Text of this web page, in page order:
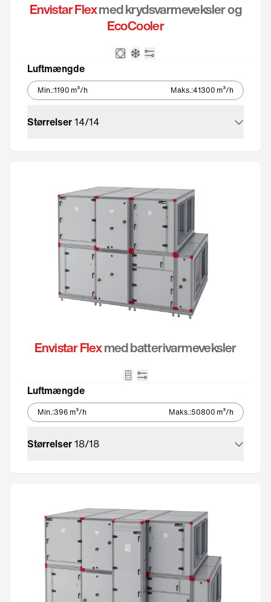
Envistar Flexmed krydsvarmeveksler og
EcoCooler
Luftmængde
Min.:1190 m³/h Maks.:41300 m³/h
Størrelser14/14
Envistar Flexmed batterivarmeveksler
Luftmængde
Min.:396 m³/h Maks.:50800 m³/h
Størrelser18/18